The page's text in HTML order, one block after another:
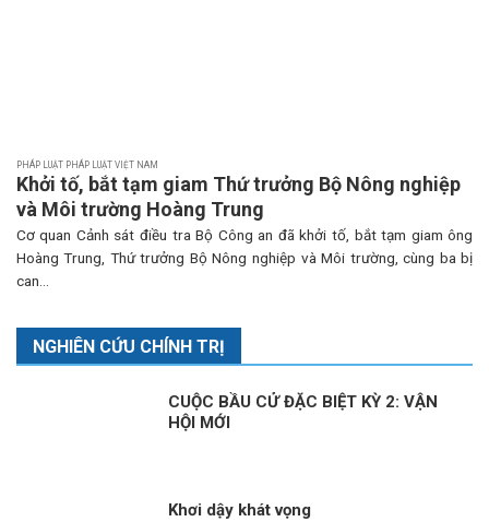
PHÁP LUẬT PHÁP LUẬT VIỆT NAM
Khởi tố, bắt tạm giam Thứ trưởng Bộ Nông nghiệp
và Môi trường Hoàng Trung
Cơ quan Cảnh sát điều tra Bộ Công an đã khởi tố, bắt tạm giam ông
Hoàng Trung, Thứ trưởng Bộ Nông nghiệp và Môi trường, cùng ba bị
can...
NGHIÊN CỨU CHÍNH TRỊ
CUỘC BẦU CỬ ĐẶC BIỆT KỲ 2: VẬN
HỘI MỚI
Khơi dậy khát vọng